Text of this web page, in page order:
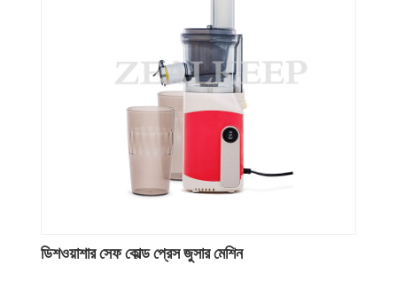
ডিশওয়াশার সেফ কোল্ড প্রেস জুসার মেশিন